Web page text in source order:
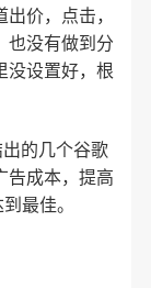
价，点击，
也没有做到分
没设置好，根
的几个谷歌
告成本，提高
最佳。